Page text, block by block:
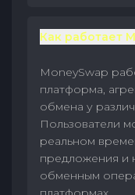
Как работает
MoneySwap
платформа,
обмена у
Пользователи
реальном
предложения и
обменным